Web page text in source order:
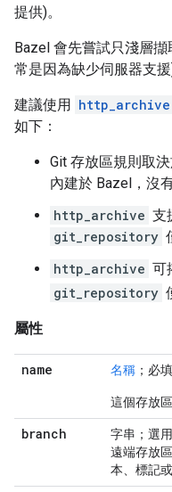
提供)。
Bazel 會先嘗試只淺層
常是因為缺少伺服器支
建議使用 http_archive
如下：
Git 存放區規則取
內建於 Bazel，沒
http_archive 支
git_repository
http_archive 可
git_repository
屬性
name 名稱 ；必填
這個存放
branch
字串；選用
遠端存放
本、標記